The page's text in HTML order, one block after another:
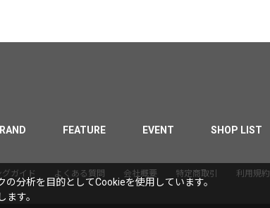
FEATURE EVENT SHOP LIST
ガイド よくある質問 会社概要 特定商取引 利用規約
分析を目的としてCookieを使用しています。
す。